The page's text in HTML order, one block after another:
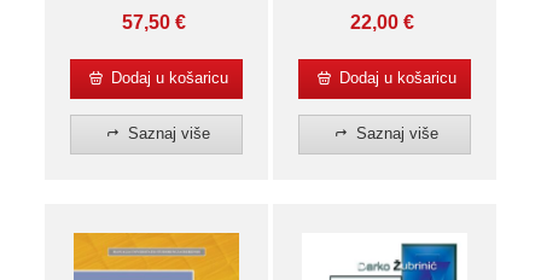
57,50€
Dodaj u košaricu
Saznaj više
22,00€
Dodaj u košaricu
Saznaj više